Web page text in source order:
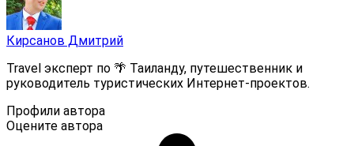
Кирсанов Дмитрий
Travel эксперт по 🌴 Таиланду, путешественник и
руководитель туристических Интернет-проектов.
Профили автора
Оцените автора